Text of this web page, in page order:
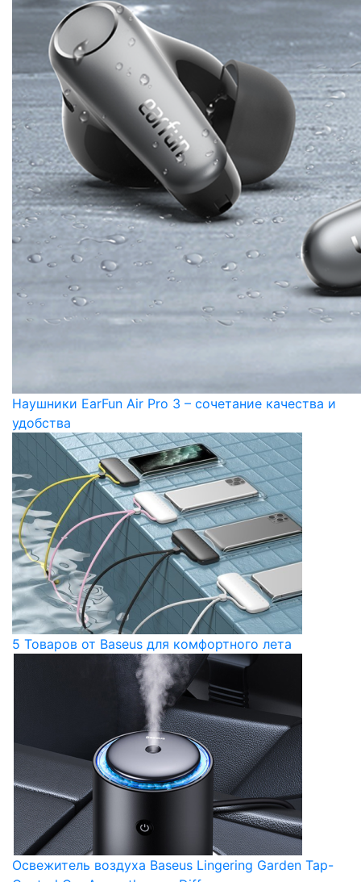
Наушники EarFun Air Pro 3 – сочетание качества и
удобства
5 Товаров от Baseus для комфортного лета
Освежитель воздуха Baseus Lingering Garden Tap-